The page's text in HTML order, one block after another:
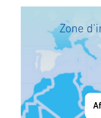
Zone